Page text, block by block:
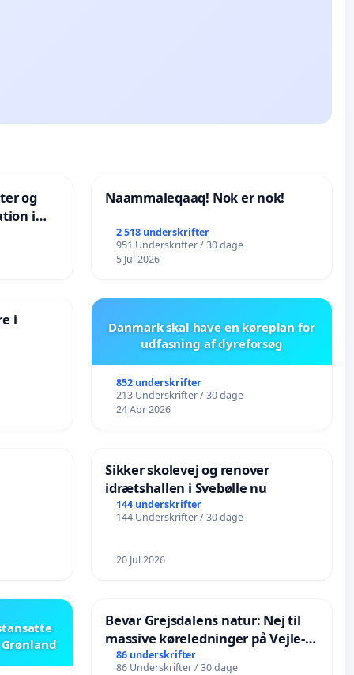
og
i
Naammaleqaaq! Nok er nok!
2 518 underskrifter
951 Underskrifter / 30 dage
5 Jul 2026
i
Danmark skal have en køreplan for
udfasning af dyreforsøg
852 underskrifter
213 Underskrifter / 30 dage
24 Apr 2026
Sikker skolevej og renover
idrætshallen i Svebølle nu
144 underskrifter
144 Underskrifter / 30 dage
20 Jul 2026
Bevar Grejsdalens natur: Nej til
massive køreledninger på Vejle-
Struer-banen
86 underskrifter
86 Underskrifter / 30 dage